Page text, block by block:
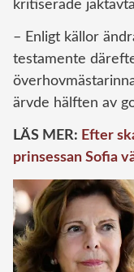
kritiserade
– Enligt källor
testamente
ärvde hälften av
LÄS MER: Efter
prinsessan Sofia